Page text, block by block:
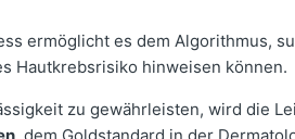
ermöglicht es dem Algorithmus,
Hautkrebsrisiko hinweisen können.
zu gewährleisten, wird die